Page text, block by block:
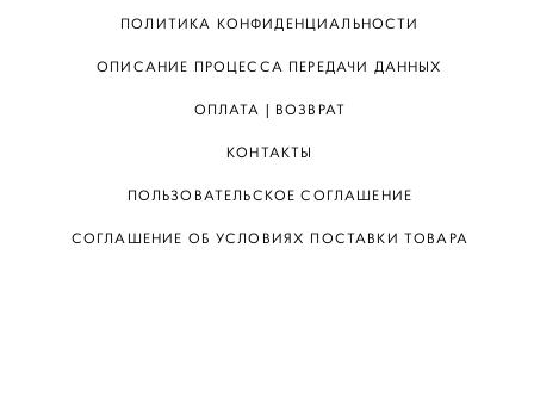
ПОЛИТИКА КОНФИДЕНЦИАЛЬНОСТИ
ОПИСАНИЕ ПРОЦЕССА ПЕРЕДАЧИ ДАННЫХ
ОПЛАТА | ВОЗВРАТ
КОНТАКТЫ
ПОЛЬЗОВАТЕЛЬСКОЕ СОГЛАШЕНИЕ
СОГЛАШЕНИЕ ОБ УСЛОВИЯХ ПОСТАВКИ ТОВАРА